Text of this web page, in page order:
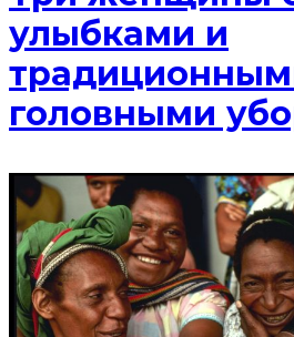
улыбками и
головными